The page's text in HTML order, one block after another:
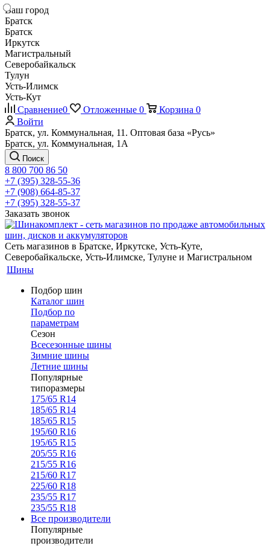
Ваш город
Братск
Братск
Иркутск
Магистральный
Северобайкальск
Тулун
Усть-Илимск
Усть-Кут
Сравнение0 Отложенные 0 Корзина 0
Войти
Братск, ул. Коммунальная, 11. Оптовая база «Русь»
Братск, ул. Коммунальная, 1А
Поиск
8 800 700 86 50
+7 (395) 328-55-36
+7 (908) 664-85-37
+7 (395) 328-55-37
Заказать звонок
Сеть магазинов в Братске, Иркутске, Усть-Куте,
Северобайкальске, Усть-Илимске, Тулуне и Магистральном
Шины
Подбор шин
Каталог шин
Подбор по
параметрам
Сезон
Всесезонные шины
Зимние шины
Летние шины
Популярные
типоразмеры
175/65 R14
185/65 R14
185/65 R15
195/60 R16
195/65 R15
205/55 R16
215/55 R16
215/60 R17
225/60 R18
235/55 R17
235/55 R18
Все производители
Популярные
производители